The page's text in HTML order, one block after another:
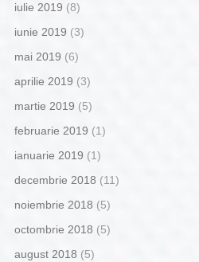
iulie 2019 (8)
iunie 2019 (3)
mai 2019 (6)
aprilie 2019 (3)
martie 2019 (5)
februarie 2019 (1)
ianuarie 2019 (1)
decembrie 2018 (11)
noiembrie 2018 (5)
octombrie 2018 (5)
august 2018 (5)